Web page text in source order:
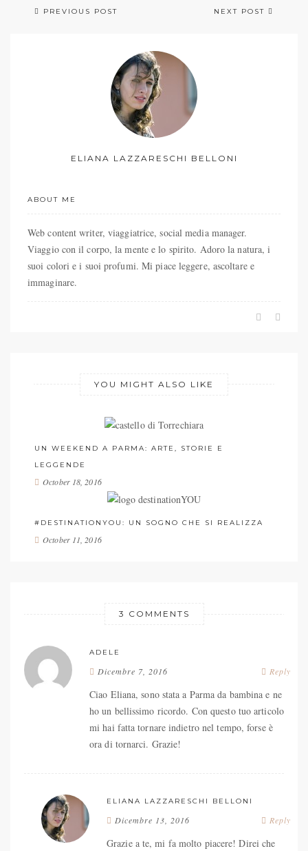
PREVIOUS POST NEXT POST
ELIANA LAZZARESCHI BELLONI
ABOUT ME
Web content writer, viaggiatrice, social media manager.
Viaggio con il corpo, la mente e lo spirito. Adoro la natura, i
suoi colori e i suoi profumi. Mi piace leggere, ascoltare e
immaginare.
YOU MIGHT ALSO LIKE
UN WEEKEND A PARMA: ARTE, STORIE E
LEGGENDE
October 18, 2016
#DESTINATIONYOU: UN SOGNO CHE SI REALIZZA
October 11, 2016
3 COMMENTS
ADELE
Reply
Dicembre 7, 2016
Ciao Eliana, sono stata a Parma da bambina e ne
ho un bellissimo ricordo. Con questo tuo articolo
mi hai fatta tornare indietro nel tempo, forse è
ora di tornarci. Grazie!
ELIANA LAZZARESCHI BELLONI
Reply
Dicembre 13, 2016
Grazie a te, mi fa molto piacere! Direi che